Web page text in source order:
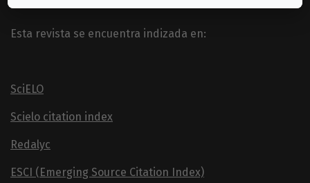
Esta revista se encuentra indizada en:
SciELO
Scielo citation index
Redalyc
ESCI (Emerging Source Citation Index)